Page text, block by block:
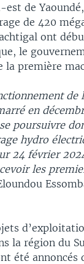
de
de 420
ont
le
la première
de
en
poursuivre
hydro
24 février
les
la région du
été annoncés